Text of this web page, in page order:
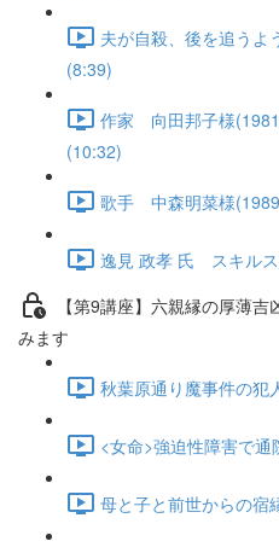
夫が自殺、後を追うよ
(8:39)
作家 向田邦子様
(10:32)
歌手 中森明菜様
逸見 政孝 氏 スキル
【第9講座】六親縁の厚薄
みます
秋葉原通り魔事件の
<女命>強迫性障害で通
母と子と前世からの宿